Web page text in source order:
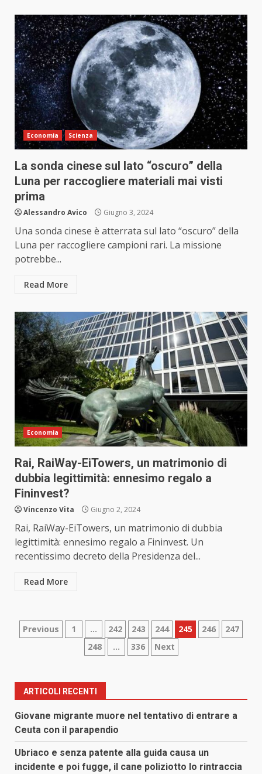
Economia Scienza
La sonda cinese sul lato “oscuro” della
Luna per raccogliere materiali mai visti
prima
Alessandro Avico Giugno 3, 2024
Una sonda cinese è atterrata sul lato “oscuro” della
Luna per raccogliere campioni rari. La missione
potrebbe...
Read More
Economia
Rai, RaiWay-EiTowers, un matrimonio di
dubbia legittimità: ennesimo regalo a
Fininvest?
Vincenzo Vita Giugno 2, 2024
Rai, RaiWay-EiTowers, un matrimonio di dubbia
legittimità: ennesimo regalo a Fininvest. Un
recentissimo decreto della Presidenza del...
Read More
Paginazione
articoli
Previous 1 … 242 243 244 245 246
247
248
… 336 Next
ARTICOLI RECENTI
Giovane migrante muore nel tentativo di entrare a
Ceuta con il parapendio
Ubriaco e senza patente alla guida causa un
incidente e poi fugge, il cane poliziotto lo rintraccia